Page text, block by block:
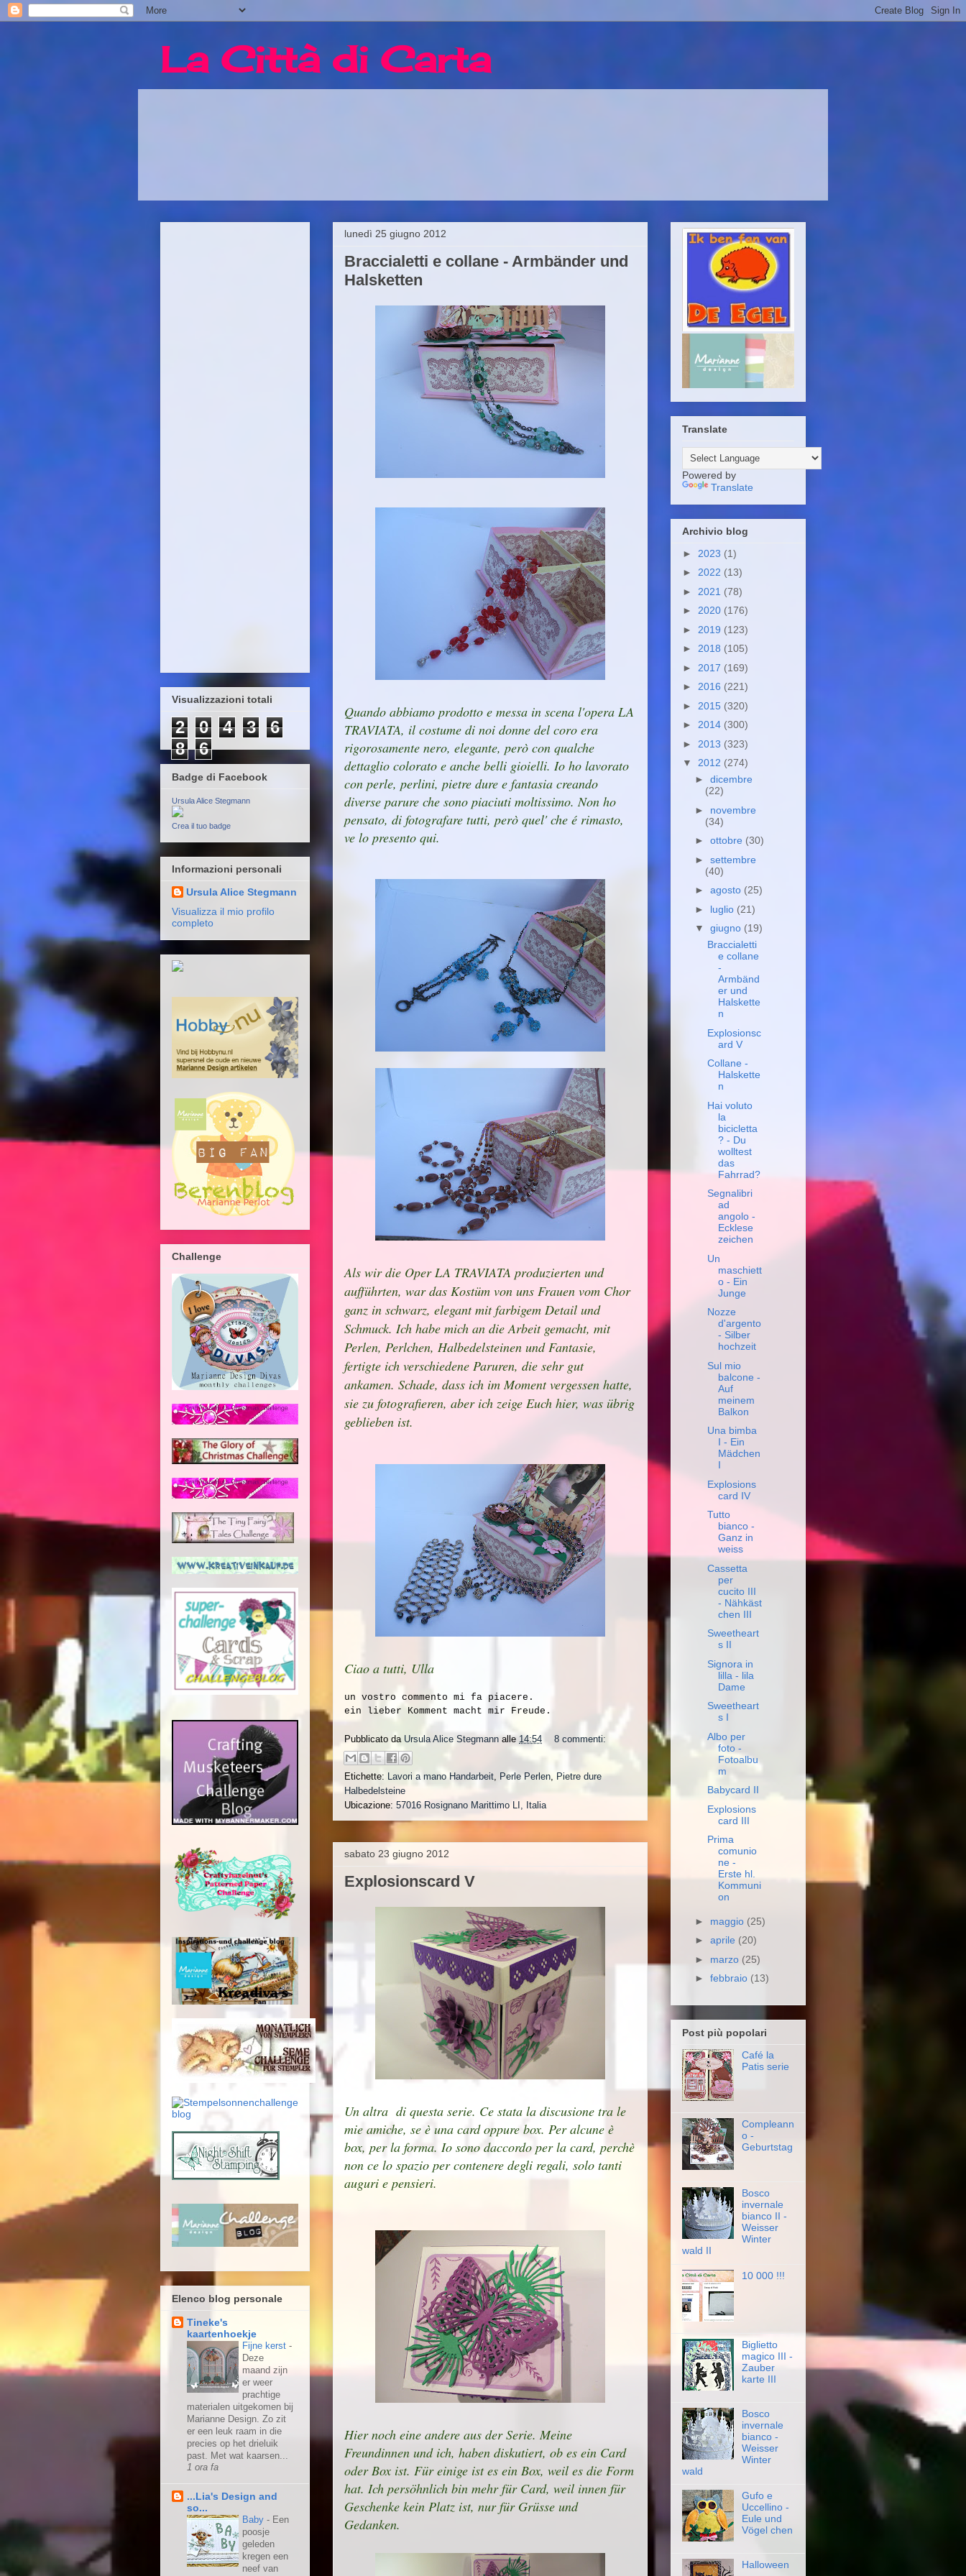
La Città di Carta
lunedì 25 giugno 2012
Braccialetti e collane - Armbänder und
Halsketten
Quando abbiamo prodotto e messa in scena l'opera LA
TRAVIATA, il costume di noi donne del coro era
rigorosamente nero, elegante, però con qualche
dettaglio colorato e anche belli gioielli. Io ho lavorato
con perle, perlini, pietre dure e fantasia creando
diverse parure che sono piaciuti moltissimo. Non ho
pensato, di fotografare tutti, però quel' che é rimasto,
ve lo presento qui.
Als wir die Oper LA TRAVIATA produzierten und
aufführten, war das Kostüm von uns Frauen vom Chor
ganz in schwarz, elegant mit farbigem Detail und
Schmuck. Ich habe mich an die Arbeit gemacht, mit
Perlen, Perlchen, Halbedelsteinen und Fantasie,
fertigte ich verschiedene Paruren, die sehr gut
ankamen. Schade, dass ich im Moment vergessen hatte,
sie zu fotografieren, aber ich zeige Euch hier, was übrig
geblieben ist.
Ciao a tutti, Ulla
un vostro commento mi fa piacere.
ein lieber Komment macht mir Freude.
Pubblicato da Ursula Alice Stegmann alle 14:54 8 commenti:
Etichette: Lavori a mano Handarbeit, Perle Perlen, Pietre dure
Halbedelsteine
Ubicazione: 57016 Rosignano Marittimo LI, Italia
sabato 23 giugno 2012
Explosionscard V
Un altra di questa serie. Ce stata la discusione tra le
mie amiche, se è una card oppure box. Per alcune è
box, per la forma. Io sono daccordo per la card, perchè
non ce lo spazio per contenere degli regali, solo tanti
auguri e pensieri.
Hier noch eine andere aus der Serie. Meine
Freundinnen und ich, haben diskutiert, ob es ein Card
oder Box ist. Für einige ist es ein Box, weil es die Form
hat. Ich persöhnlich bin mehr für Card, weil innen für
Geschenke kein Platz ist, nur für Grüsse und
Gedanken.
Visualizzazioni totali
2 0 4 3
6
8
6
Badge di Facebook
Ursula Alice Stegmann
Crea il tuo badge
Informazioni personali
Ursula Alice Stegmann
Visualizza il mio profilo
completo
Challenge
Elenco blog personale
Tineke's
kaartenhoekje
Fijne kerst -
Deze
maand zijn
er weer
prachtige
materialen uitgekomen bij
Marianne Design. Zo zit
er een leuk raam in die
precies op het drieluik
past. Met wat kaarsen...
1 ora fa
...Lia's Design and
so...
Baby - Een
poosje
geleden
kregen een
neef van
Translate
Powered by
Translate
Archivio blog
► 2023 (1)
► 2022 (13)
► 2021 (78)
► 2020 (176)
► 2019 (123)
► 2018 (105)
► 2017 (169)
► 2016 (221)
► 2015 (320)
► 2014 (300)
► 2013 (323)
▼ 2012 (274)
► dicembre
(22)
► novembre
(34)
► ottobre (30)
► settembre
(40)
► agosto (25)
► luglio (21)
▼ giugno (19)
Braccialetti
e collane
-
Armbänd
er und
Halskette
n
Explosionsc
ard V
Collane -
Halskette
n
Hai voluto
la
bicicletta
? - Du
wolltest
das
Fahrrad?
Segnalibri
ad
angolo -
Ecklese
zeichen
Un
maschiett
o - Ein
Junge
Nozze
d'argento
- Silber
hochzeit
Sul mio
balcone -
Auf
meinem
Balkon
Una bimba
I - Ein
Mädchen
I
Explosions
card IV
Tutto
bianco -
Ganz in
weiss
Cassetta
per
cucito III
- Nähkäst
chen III
Sweetheart
s II
Signora in
lilla - lila
Dame
Sweetheart
s I
Albo per
foto -
Fotoalbu
m
Babycard II
Explosions
card III
Prima
comunio
ne -
Erste hl.
Kommuni
on
► maggio (25)
► aprile (20)
► marzo (25)
► febbraio (13)
Post più popolari
Café la
Patis serie
Compleann
o -
Geburtstag
Bosco
invernale
bianco II -
Weisser
Winter
wald II
10 000 !!!
Biglietto
magico III -
Zauber
karte III
Bosco
invernale
bianco -
Weisser
Winter
wald
Gufo e
Uccellino -
Eule und
Vögel chen
Halloween